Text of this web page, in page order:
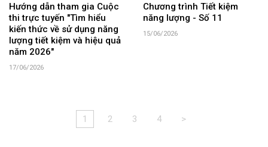
Hướng dẫn tham gia Cuộc
thi trực tuyến "Tìm hiểu
kiến thức về sử dụng năng
lượng tiết kiệm và hiệu quả
năm 2026"
17/06/2026
Chương trình Tiết kiệm
năng lượng - Số 11
15/06/2026
1 2 3 4 >